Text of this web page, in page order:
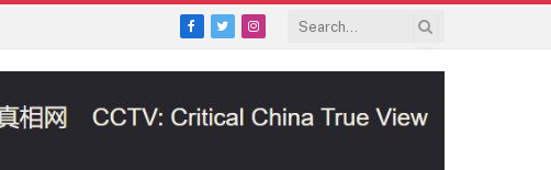
Facebook
TwitterInstagram